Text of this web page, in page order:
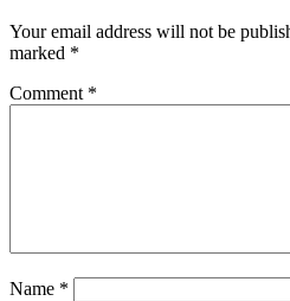
Your email address will not be
marked *
Comment *
Name *